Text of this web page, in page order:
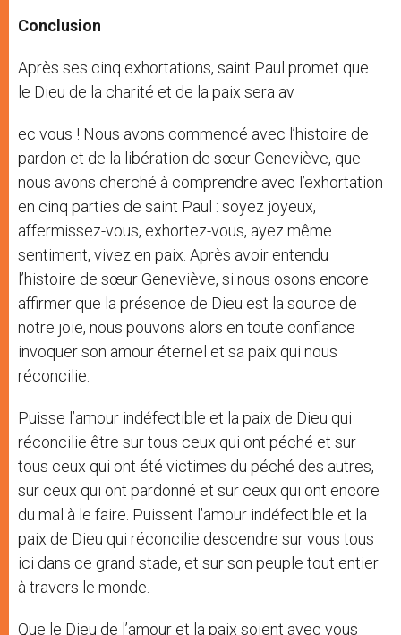
Conclusion
Après ses cinq exhortations, saint Paul promet que
le Dieu de la charité et de la paix sera av
ec vous ! Nous avons commencé avec l’histoire de
pardon et de la libération de sœur Geneviève, que
nous avons cherché à comprendre avec l’exhortation
en cinq parties de saint Paul : soyez joyeux,
affermissez-vous, exhortez-vous, ayez même
sentiment, vivez en paix. Après avoir entendu
l’histoire de sœur Geneviève, si nous osons encore
affirmer que la présence de Dieu est la source de
notre joie, nous pouvons alors en toute confiance
invoquer son amour éternel et sa paix qui nous
réconcilie.
Puisse l’amour indéfectible et la paix de Dieu qui
réconcilie être sur tous ceux qui ont péché et sur
tous ceux qui ont été victimes du péché des autres,
sur ceux qui ont pardonné et sur ceux qui ont encore
du mal à le faire. Puissent l’amour indéfectible et la
paix de Dieu qui réconcilie descendre sur vous tous
ici dans ce grand stade, et sur son peuple tout entier
à travers le monde.
Que le Dieu de l’amour et la paix soient avec vous